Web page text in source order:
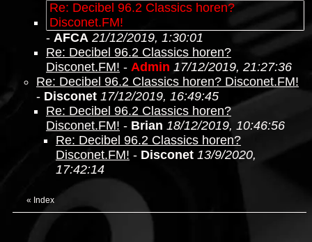
Re: Decibel 96.2 Classics horen?
Disconet.FM!
- AFCA 21/12/2019, 1:30:01
Re: Decibel 96.2 Classics horen?
Disconet.FM! - Admin 17/12/2019, 21:27:36
Re: Decibel 96.2 Classics horen? Disconet.FM!
- Disconet 17/12/2019, 16:49:45
Re: Decibel 96.2 Classics horen?
Disconet.FM! - Brian 18/12/2019, 10:46:56
Re: Decibel 96.2 Classics horen?
Disconet.FM! - Disconet 13/9/2020,
17:42:14
« Index